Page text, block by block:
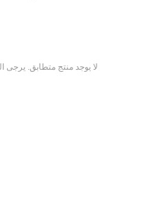
لا يوجد منتج متطابق. يرجى